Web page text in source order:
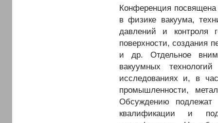
Конференция
в физике вакуума,
давлений и контроля
поверхности, создания
и др. Отдельное
вакуумных
исследованиях и, в
промышленности,
Обсуждению подлежат
квалификации и